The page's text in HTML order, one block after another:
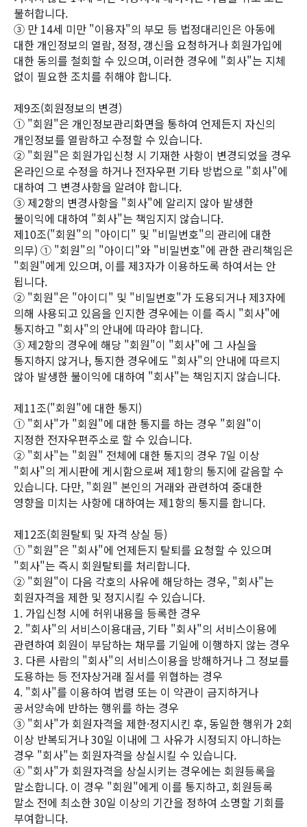
불허합니다.
③ 만 14세 미만 "이용자"의 부모 등 법정대리인은 아동에
대한 개인정보의 열람, 정정, 갱신을 요청하거나 회원가입에
대한 동의를 철회할 수 있으며, 이러한 경우에 "회사"는 지체
없이 필요한 조치를 취해야 합니다.
제9조(회원정보의 변경)
① "회원"은 개인정보관리화면을 통하여 언제든지 자신의
개인정보를 열람하고 수정할 수 있습니다.
② "회원"은 회원가입신청 시 기재한 사항이 변경되었을 경우
온라인으로 수정을 하거나 전자우편 기타 방법으로 "회사"에
대하여 그 변경사항을 알려야 합니다.
③ 제2항의 변경사항을 "회사"에 알리지 않아 발생한
불이익에 대하여 "회사"는 책임지지 않습니다.
제10조("회원"의 "아이디" 및 "비밀번호"의 관리에 대한
의무) ① "회원"의 "아이디"와 "비밀번호"에 관한 관리책임은
"회원"에게 있으며, 이를 제3자가 이용하도록 하여서는 안
됩니다.
② "회원"은 "아이디" 및 "비밀번호"가 도용되거나 제3자에
의해 사용되고 있음을 인지한 경우에는 이를 즉시 "회사"에
통지하고 "회사"의 안내에 따라야 합니다.
③ 제2항의 경우에 해당 "회원"이 "회사"에 그 사실을
통지하지 않거나, 통지한 경우에도 "회사"의 안내에 따르지
않아 발생한 불이익에 대하여 "회사"는 책임지지 않습니다.
제11조("회원"에 대한 통지)
① "회사"가 "회원"에 대한 통지를 하는 경우 "회원"이
지정한 전자우편주소로 할 수 있습니다.
② "회사"는 "회원" 전체에 대한 통지의 경우 7일 이상
"회사"의 게시판에 게시함으로써 제1항의 통지에 갈음할 수
있습니다. 다만, "회원" 본인의 거래와 관련하여 중대한
영향을 미치는 사항에 대하여는 제1항의 통지를 합니다.
제12조(회원탈퇴 및 자격 상실 등)
① "회원"은 "회사"에 언제든지 탈퇴를 요청할 수 있으며
"회사"는 즉시 회원탈퇴를 처리합니다.
② "회원"이 다음 각호의 사유에 해당하는 경우, "회사"는
회원자격을 제한 및 정지시킬 수 있습니다.
1. 가입신청 시에 허위내용을 등록한 경우
2. "회사"의 서비스이용대금, 기타 "회사"의 서비스이용에
관련하여 회원이 부담하는 채무를 기일에 이행하지 않는 경우
3. 다른 사람의 "회사"의 서비스이용을 방해하거나 그 정보를
도용하는 등 전자상거래 질서를 위협하는 경우
4. "회사"를 이용하여 법령 또는 이 약관이 금지하거나
공서양속에 반하는 행위를 하는 경우
③ "회사"가 회원자격을 제한·정지시킨 후, 동일한 행위가 2회
이상 반복되거나 30일 이내에 그 사유가 시정되지 아니하는
경우 "회사"는 회원자격을 상실시킬 수 있습니다.
④ "회사"가 회원자격을 상실시키는 경우에는 회원등록을
말소합니다. 이 경우 "회원"에게 이를 통지하고, 회원등록
말소 전에 최소한 30일 이상의 기간을 정하여 소명할 기회를
부여합니다.